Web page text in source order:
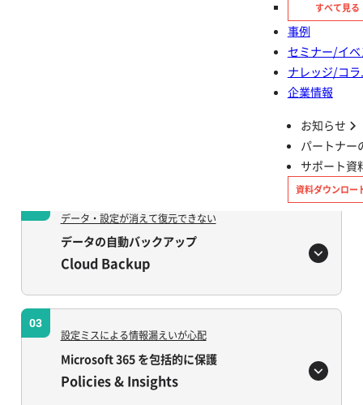
すべて見る
事例
セミナー/イ
ナレッジ/コ
企業情報
お知らせ
パートナー
サポート資
資料ダウンロー
Microsoft 365 に関するよくある
課題と解決するソリューション
データ・設定が消えて復元できない
データの自動バックアップ
Cloud Backup
03
設定ミスによる情報漏えいが心配
Microsoft 365 を包括的に保護
Policies & Insights